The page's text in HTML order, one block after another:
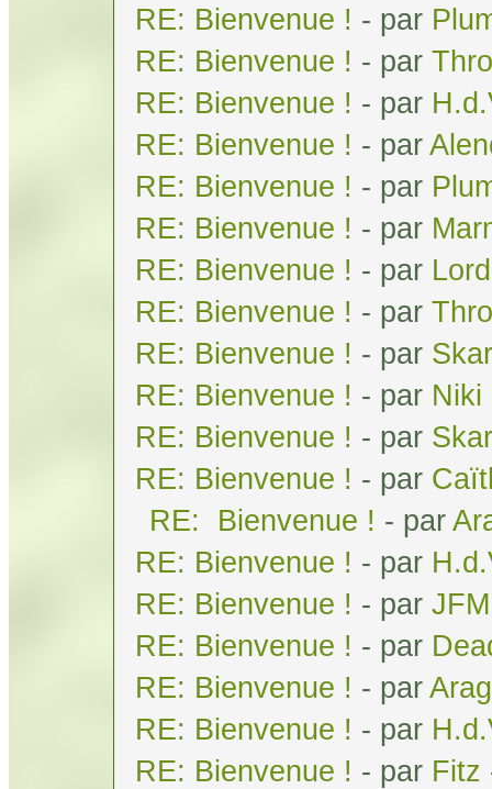
RE: Bienvenue ! - par
RE: Bienvenue ! - par
RE: Bienvenue ! - par
RE: Bienvenue ! - par
RE: Bienvenue ! - par
RE: Bienvenue ! - par
RE: Bienvenue ! - par
RE: Bienvenue ! - par
RE: Bienvenue ! - par
RE: Bienvenue ! - par Niki
RE: Bienvenue ! - par
RE: Bienvenue ! - par
RE: Bienvenue ! - par
RE: Bienvenue ! - par
RE: Bienvenue ! - par JFM
RE: Bienvenue ! - par
RE: Bienvenue ! - par
RE: Bienvenue ! - par
RE: Bienvenue ! - par Fitz